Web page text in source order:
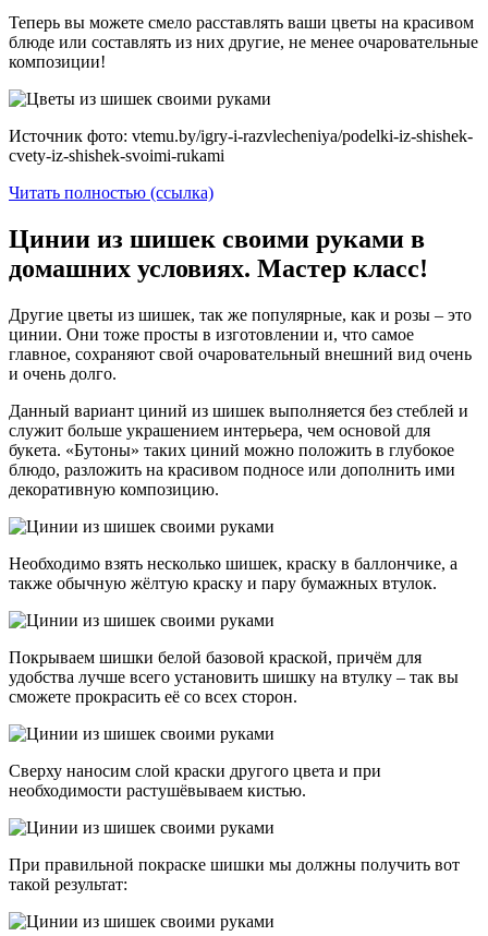
Теперь вы можете смело расставлять ваши цветы на красивом
блюде или составлять из них другие, не менее очаровательные
композиции!
Источник фото: vtemu.by/igry-i-razvlecheniya/podelki-iz-shishek-
cvety-iz-shishek-svoimi-rukami
Читать полностью (ссылка)
Цинии из шишек своими руками в
домашних условиях. Мастер класс!
Другие цветы из шишек, так же популярные, как и розы – это
цинии. Они тоже просты в изготовлении и, что самое
главное, сохраняют свой очаровательный внешний вид очень
и очень долго.
Данный вариант циний из шишек выполняется без стеблей и
служит больше украшением интерьера, чем основой для
букета. «Бутоны» таких циний можно положить в глубокое
блюдо, разложить на красивом подносе или дополнить ими
декоративную композицию.
Необходимо взять несколько шишек, краску в баллончике, а
также обычную жёлтую краску и пару бумажных втулок.
Покрываем шишки белой базовой краской, причём для
удобства лучше всего установить шишку на втулку – так вы
сможете прокрасить её со всех сторон.
Сверху наносим слой краски другого цвета и при
необходимости растушёвываем кистью.
При правильной покраске шишки мы должны получить вот
такой результат: